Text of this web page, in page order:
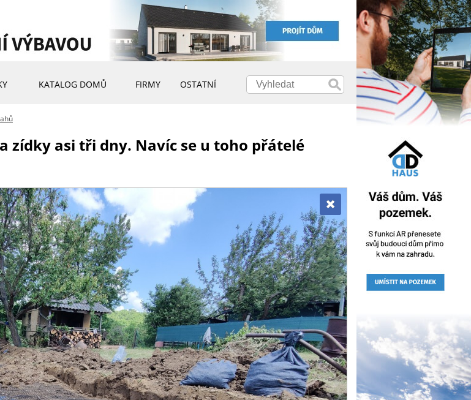
KATALOG DOMŮ FIRMY OSTATNÍ
zídky asi tři dny. Navíc se u toho přátelé